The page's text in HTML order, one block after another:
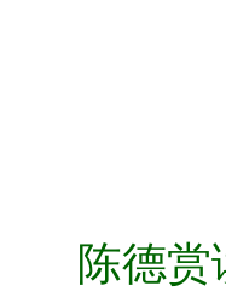
陈德赏